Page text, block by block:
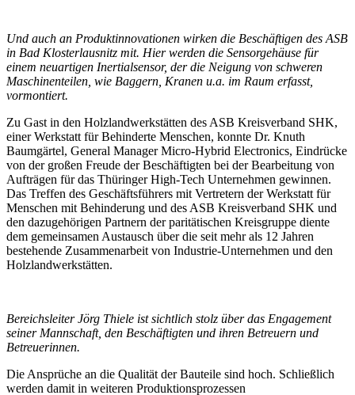
Und auch an Produktinnovationen wirken die Beschäftigen des ASB
in Bad Klosterlausnitz mit. Hier werden die Sensorgehäuse für
einem neuartigen Inertialsensor, der die Neigung von schweren
Maschinenteilen, wie Baggern, Kranen u.a. im Raum erfasst,
vormontiert.
Zu Gast in den Holzlandwerkstätten des ASB Kreisverband SHK,
einer Werkstatt für Behinderte Menschen, konnte Dr. Knuth
Baumgärtel, General Manager Micro-Hybrid Electronics, Eindrücke
von der großen Freude der Beschäftigten bei der Bearbeitung von
Aufträgen für das Thüringer High-Tech Unternehmen gewinnen.
Das Treffen des Geschäftsführers mit Vertretern der Werkstatt für
Menschen mit Behinderung und des ASB Kreisverband SHK und
den dazugehörigen Partnern der paritätischen Kreisgruppe diente
dem gemeinsamen Austausch über die seit mehr als 12 Jahren
bestehende Zusammenarbeit von Industrie-Unternehmen und den
Holzlandwerkstätten.
Bereichsleiter Jörg Thiele ist sichtlich stolz über das Engagement
seiner Mannschaft, den Beschäftigten und ihren Betreuern und
Betreuerinnen.
Die Ansprüche an die Qualität der Bauteile sind hoch. Schließlich
werden damit in weiteren Produktionsprozessen